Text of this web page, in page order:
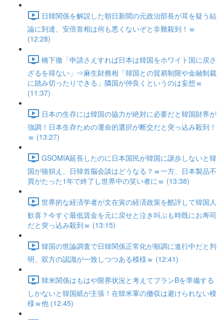
日韓関係を解説した朝日新聞の元政治部長が耳を疑う結
論に到達、安倍首相は何も悪くないぞと非難殺到！ｗ
(12:28)
橋下徹「申請さえすれば日本は韓国をホワイト国に戻さ
ざるを得ない」⇒麻生財務相「韓国との貿易制限や金融制裁
に踏み切ったりできる」隣国が仲良くというのは妄想ｗ
(11:37)
日本の生存には韓国の協力が絶対に必要だと韓国財界が
強調！日本生存ための運命的選択が断交だと突っ込み殺到！
ｗ (13:27)
GSOMIA延長したのに日本国民が韓国に譲歩しないと韓
国が狼狽え、日韓首脳会談はどうなる？ｗ一方、日本製品不
買がたった1年で終了し世界中の笑い者にｗ (13:38)
世界的な経済学者が文在寅の経済政策を酷評して韓国人
歓喜？今すぐ最低賃金を元に戻せと泣き叫ぶも時既にお寿司
だと突っ込み殺到ｗ (13:15)
韓国の世論調査で日韓関係正常化が順調に進行中だと判
明、双方の認識が一致しつつある模様ｗ (12:41)
韓米関係はもはや限界状況と考えてプランBを準備する
しかないと韓国紙が主張！在韓米軍の撤収は避けられない模
様ｗ他 (12:45)